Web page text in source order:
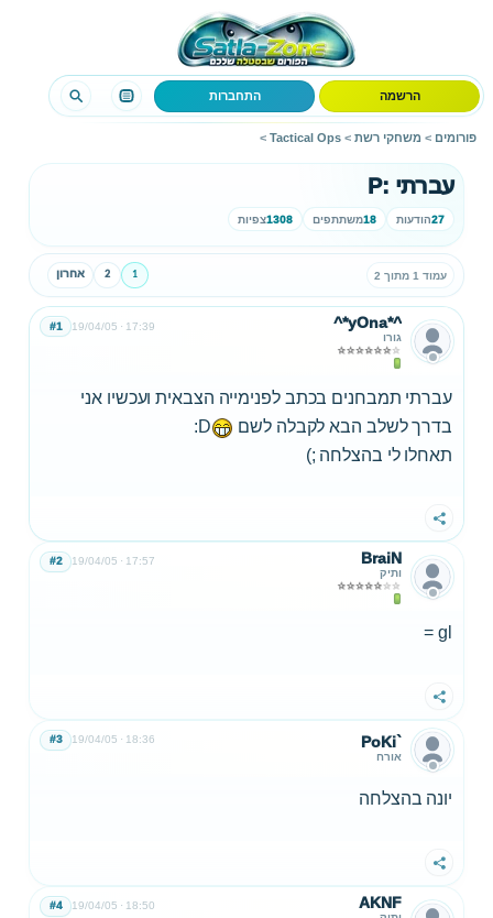
הרשמה התחברות
פורומים > משחקי רשת >
Tactical Ops
>
עברתי :P
27הודעות 18משתתפים 1308צפיות
עמוד 1 מתוך 2 1
2 אחרון
^*yOna*^
גורו
19/04/05 17:39
#1
עברתי תמבחנים בכתב לפנימייה הצבאית ועכשיו אני
בדרך לשלב הבא לקבלה לשם
D:
תאחלו לי בהצלחה ;)
שתף
BraiN
ותיק
19/04/05 17:57
#2
gl =
שתף
PoKi`
אורח
19/04/05 18:36
#3
יונה בהצלחה
שתף
AKNF
19/04/05 18:50
#4